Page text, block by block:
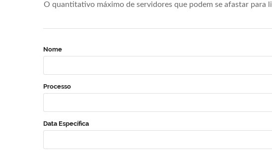
O quantitativo máximo de servidores que podem se afastar
Nome
Processo
Data Específica